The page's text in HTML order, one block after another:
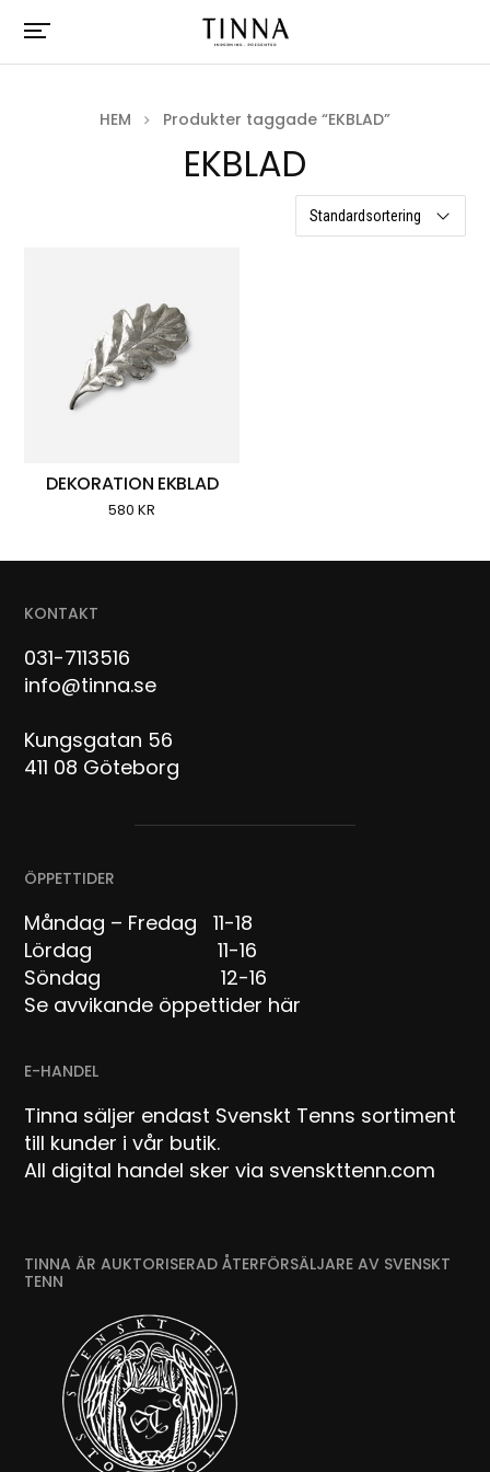
HEM Produkter taggade “EKBLAD”
EKBLAD
DEKORATION EKBLAD
580KR
KONTAKT
031-7113516
info@tinna.se
Kungsgatan 56
411 08 Göteborg
ÖPPETTIDER
Måndag – Fredag 11-18
Lördag 11-16
Söndag 12-16
Se avvikande öppettider här
E-HANDEL
Tinna säljer endast Svenskt Tenns sortiment
till kunder i vår butik.
All digital handel sker via svenskttenn.com
TINNA ÄR AUKTORISERAD ÅTERFÖRSÄLJARE AV SVENSKT
TENN